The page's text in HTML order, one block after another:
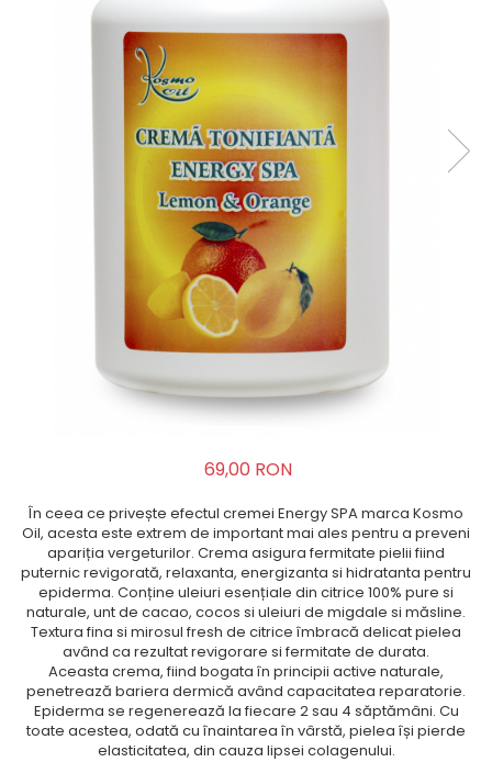
TERAPEUTIC
THAILANDEZ (LOMI-LOMI)
69,00 RON
În ceea ce privește efectul cremei Energy SPA marca Kosmo
Oil, acesta este extrem de important mai ales pentru a preveni
apariția vergeturilor. Crema asigura fermitate pielii fiind
puternic revigorată, relaxanta, energizanta si hidratanta pentru
epiderma. Conține uleiuri esențiale din citrice 100% pure si
naturale, unt de cacao, cocos si uleiuri de migdale si măsline.
Textura fina si mirosul fresh de citrice îmbracă delicat pielea
având ca rezultat revigorare si fermitate de durata.
Aceasta crema, fiind bogata în principii active naturale,
penetrează bariera dermică având capacitatea reparatorie.
Epiderma se regenerează la fiecare 2 sau 4 săptămâni. Cu
toate acestea, odată cu înaintarea în vârstă, pielea își pierde
elasticitatea, din cauza lipsei colagenului.